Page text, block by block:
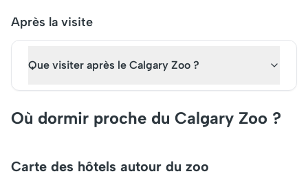
Après la visite
Que visiter après le Calgary Zoo ?
Où dormir proche du Calgary Zoo ?
Carte des hôtels autour du zoo